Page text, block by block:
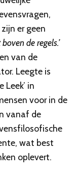
er geen
de regels.’
van de
Leegte is
Leek’ in
voor in de
vanaf de
wat best
oplevert.